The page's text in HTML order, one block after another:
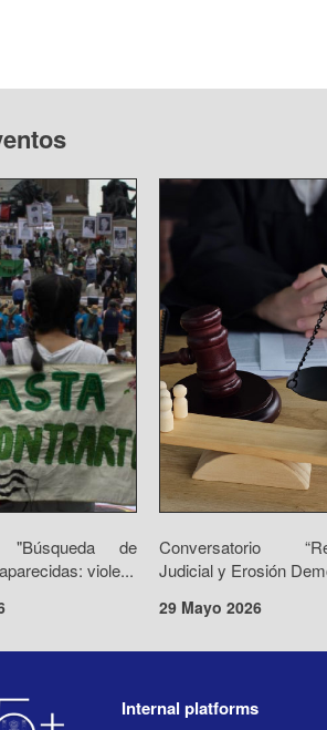
"Búsqueda de
viole...
Conversatorio
Judicial y Erosión
29 Mayo 2026
Internal platforms